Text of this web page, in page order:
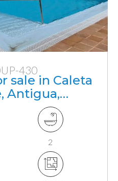
430
sale in Caleta
Antigua,
Canarias
2